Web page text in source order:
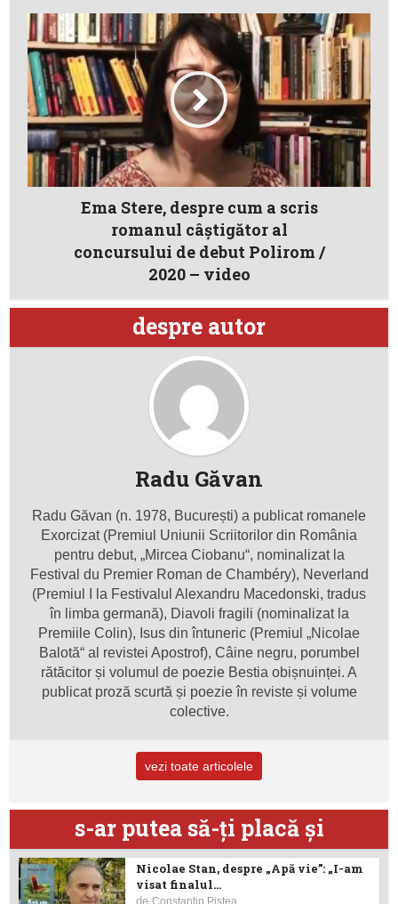
Ema Stere, despre cum a scris
romanul câştigător al
concursului de debut Polirom /
2020 – video
despre autor
Radu Găvan
Radu Găvan (n. 1978, București) a publicat romanele
Exorcizat (Premiul Uniunii Scriitorilor din România
pentru debut, „Mircea Ciobanu“, nominalizat la
Festival du Premier Roman de Chambéry), Neverland
(Premiul I la Festivalul Alexandru Macedonski, tradus
în limba germană), Diavoli fragili (nominalizat la
Premiile Colin), Isus din întuneric (Premiul „Nicolae
Balotă“ al revistei Apostrof), Câine negru, porumbel
rătăcitor și volumul de poezie Bestia obișnuinței. A
publicat proză scurtă și poezie în reviste și volume
colective.
vezi toate articolele
s-ar putea să-ţi placă şi
Nicolae Stan, despre „Apă vie”: „I-am
visat finalul...
deConstantin Piştea